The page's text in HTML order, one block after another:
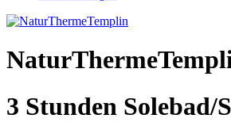
3 Stunden Solebad/